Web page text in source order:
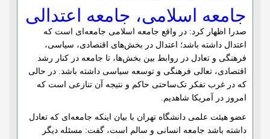
جامعه اسلامی، جامعه اعتدالی
صدرا اظهار کرد: در واقع جامعه اسلامی جامعه‌ای است که
اعتدال داشته باشد؛ اعتدال در بخش‌های اقتصادی، سیاسی،
فرهنگی و تعادل در روابط بین بخش‌ها، تا جامعه در کنار رشد
اقتصادی، تعالی فرهنگی و توسعه سیاسی داشته باشد. در حالی
که در غرب تفکر تک‌ساحتی حاکم و نتیجه آن تنازعی است که
امروز در آمریکا شاهدیم.
عضو هیئت علمی دانشگاه تهران با بیان اینکه جامعه‌ای که تعادل
داشته باشد جامعه انسانی و سالم است، گفت: مسئله دیگر